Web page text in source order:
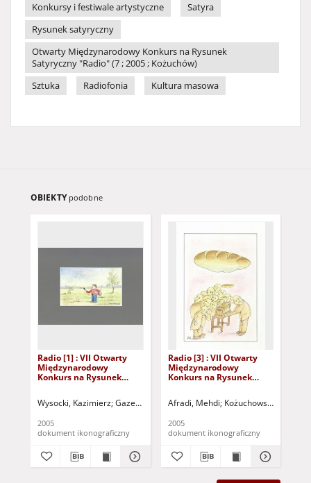
Konkursy i festiwale artystyczne
Satyra
Rysunek satyryczny
Otwarty Międzynarodowy Konkurs na Rysunek
Satyryczny "Radio" (7 ; 2005 ; Kożuchów)
Sztuka
Radiofonia Kultura masowa
OBIEKTY podobne
Radio [1] : VII Otwarty
Międzynarodowy
Konkurs na Rysunek
Wysocki, Kazimierz Gazeta Lubuska (Zielona Góra) Kożuchowski
2005
dokument ikonograficzny
Radio [3] : VII Otwarty
Międzynarodowy
Konkurs na Rysunek
Afradi, Mehdi Kożuchowski
2005
dokument ikonograficzny